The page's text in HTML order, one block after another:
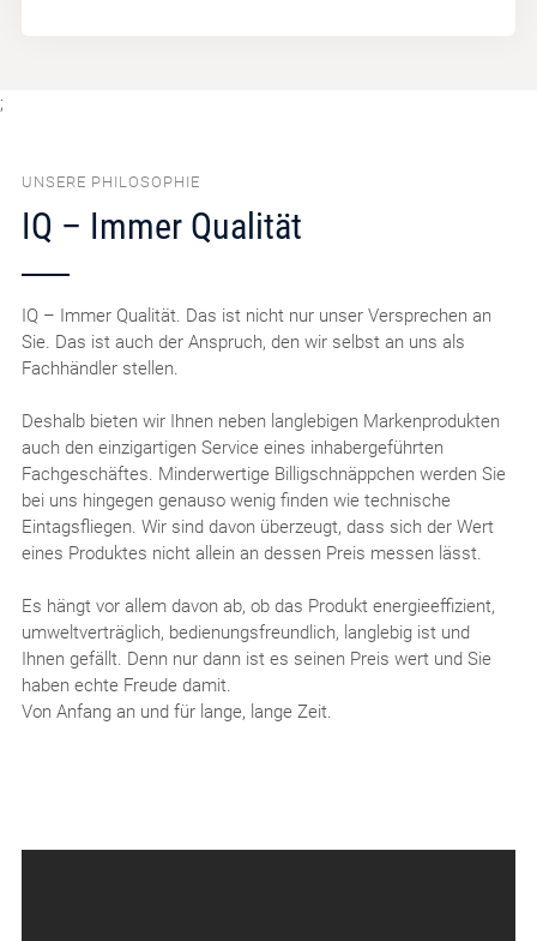
;
UNSERE PHILOSOPHIE
IQ – Immer Qualität
IQ – Immer Qualität. Das ist nicht nur unser Versprechen an
Sie. Das ist auch der Anspruch, den wir selbst an uns als
Fachhändler stellen.
Deshalb bieten wir Ihnen neben langlebigen Markenprodukten
auch den einzigartigen Service eines inhabergeführten
Fachgeschäftes. Minderwertige Billigschnäppchen werden Sie
bei uns hingegen genauso wenig finden wie technische
Eintagsfliegen. Wir sind davon überzeugt, dass sich der Wert
eines Produktes nicht allein an dessen Preis messen lässt.
Es hängt vor allem davon ab, ob das Produkt energieeffizient,
umweltverträglich, bedienungsfreundlich, langlebig ist und
Ihnen gefällt. Denn nur dann ist es seinen Preis wert und Sie
haben echte Freude damit.
Von Anfang an und für lange, lange Zeit.